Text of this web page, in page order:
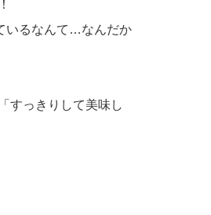
いるなんて…なんだか
すっきりして美味し